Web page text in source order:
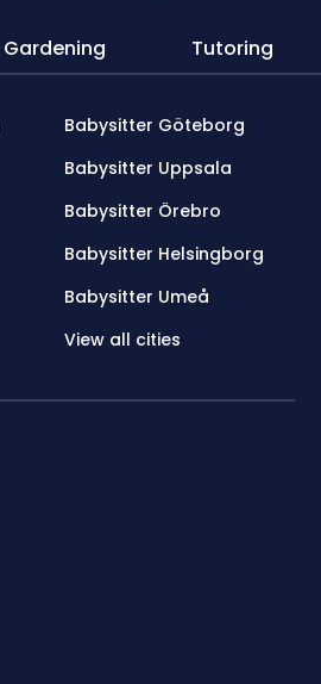
Gardening Tutoring
Babysitter Göteborg
Babysitter Uppsala
Babysitter Örebro
Babysitter Helsingborg
Babysitter Umeå
View all cities